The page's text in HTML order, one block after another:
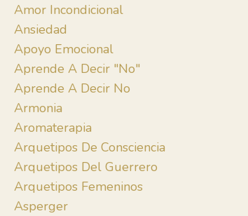
Amor Incondicional
Ansiedad
Apoyo Emocional
Aprende A Decir "no"
Aprende A Decir No
Armonia
Aromaterapia
Arquetipos De Consciencia
Arquetipos Del Guerrero
Arquetipos Femeninos
Asperger